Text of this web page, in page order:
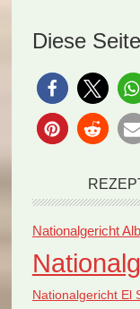
Diese
Nationalgericht
Nationalgericht El